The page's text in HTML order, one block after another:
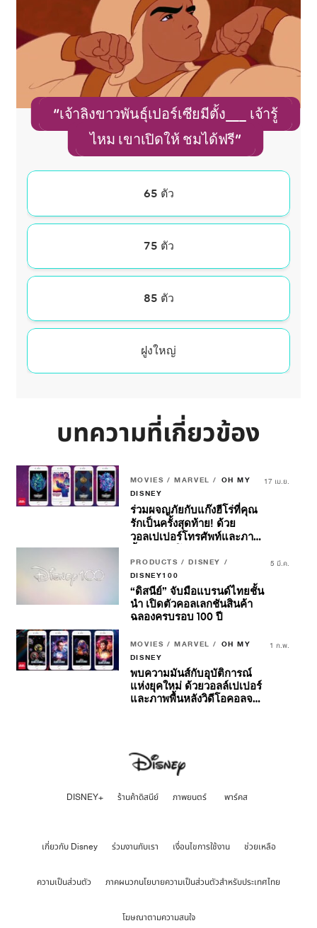
บทความที่เกี่ยวข้อง
MOVIES / MARVEL / OH MY
DISNEY
ร่วมผจญภัยกับแก๊งฮีโร่ที่คุณ
รักเป็นครั้งสุดท้าย! ด้วย
วอลเปเปอร์โทรศัพท์และภาพ
ใจจาก Marvel Studios’
Guardians Of The Galaxy
Volume 3
17 เม.ย.
PRODUCTS / DISNEY /
DISNEY100
“ดิสนีย์” จับมือแบรนด์ไทยชั้น
นำ เปิดตัวคอลเลกชันสินค้า
ฉลองครบรอบ 100 ปี
5 มี.ค.
MOVIES / MARVEL / OH MY
DISNEY
พบความมันส์กับอุบัติการณ์
แห่งยุคใหม่ ด้วยวอลล์เปเปอร์
และภาพพื้นหลังวิดีโอคอลจาก
1 ก.พ.
DISNEY+ ร้านค้าดิสนีย์ ภาพยนตร์ พาร์คส
เกี่ยวกับ Disney ร่วมงานกับเรา เงื่อนไขการใช้งาน ช่วยเหลือ
ความเป็นส่วนตัว ภาคผนวกนโยบายความเป็นส่วนตัวสำหรับประเทศไทย
โฆษณาตามความสนใจ